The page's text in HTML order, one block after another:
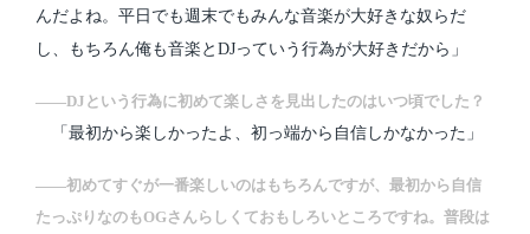
んだよね。平日でも週末でもみんな音楽が大好きな奴らだ
し、もちろん俺も音楽とDJっていう行為が大好きだから」
――DJという行為に初めて楽しさを見出したのはいつ頃でした？
「最初から楽しかったよ、初っ端から自信しかなかった」
――初めてすぐが一番楽しいのはもちろんですが、最初から自信
たっぷりなのもOGさんらしくておもしろいところですね。普段は